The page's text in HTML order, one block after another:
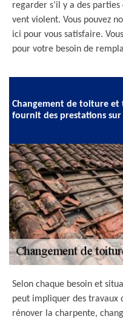
regarder s’il y a des
vent violent. Vous pouvez
ici pour vous satisfaire.
pour votre besoin de
Changement de toiture et
fournit des prestations sur
Selon chaque besoin et
peut impliquer des travaux
rénover la charpente,